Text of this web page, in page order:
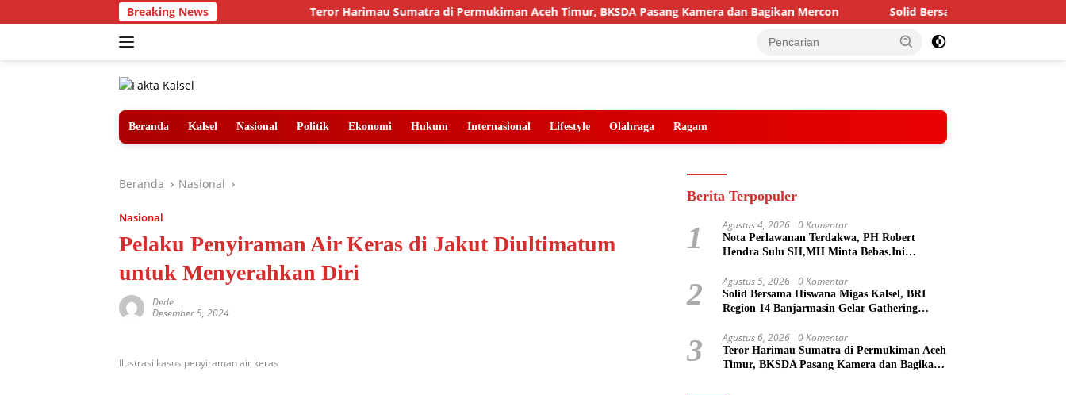
ke
Breaking News Teror Harimau Sumatra di Permukiman Aceh Timur, BKSDA Pasang Kamera dan Bagikan Mercon Solid Bersama Hiswana Migas Kalsel,
Beranda Kalsel Nasional Politik Ekonomi Hukum Internasional Lifestyle Olahraga Ragam
Beranda Nasional
Nasional
Pelaku Penyiraman Air Keras di Jakut Diultimatum
untuk Menyerahkan Diri
Dede
Desember 5, 2024
Ilustrasi kasus penyiraman air keras
Berita Terpopuler
1 Agustus 4, 2026 0 Komentar
Nota Perlawanan Terdakwa, PH Robert
Hendra Sulu SH,MH Minta Bebas.Ini
2 Agustus 5, 2026 0 Komentar
Solid Bersama Hiswana Migas Kalsel, BRI
Region 14 Banjarmasin Gelar Gathering
3 Agustus 6, 2026 0 Komentar
Teror Harimau Sumatra di Permukiman Aceh
Timur, BKSDA Pasang Kamera dan Bagikan